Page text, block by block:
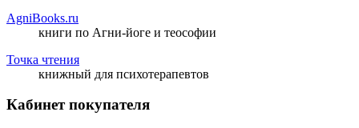
AgniBooks.ru
книги по Агни-йоге и теософии
Точка чтения
книжный для психотерапевтов
Кабинет покупателя